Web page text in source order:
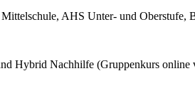
AHS Unter- und Oberstufe,
Hybrid Nachhilfe (Gruppenkurs